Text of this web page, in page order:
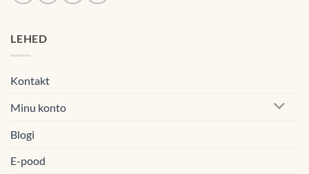
LEHED
Kontakt
Minu konto
Blogi
E-pood